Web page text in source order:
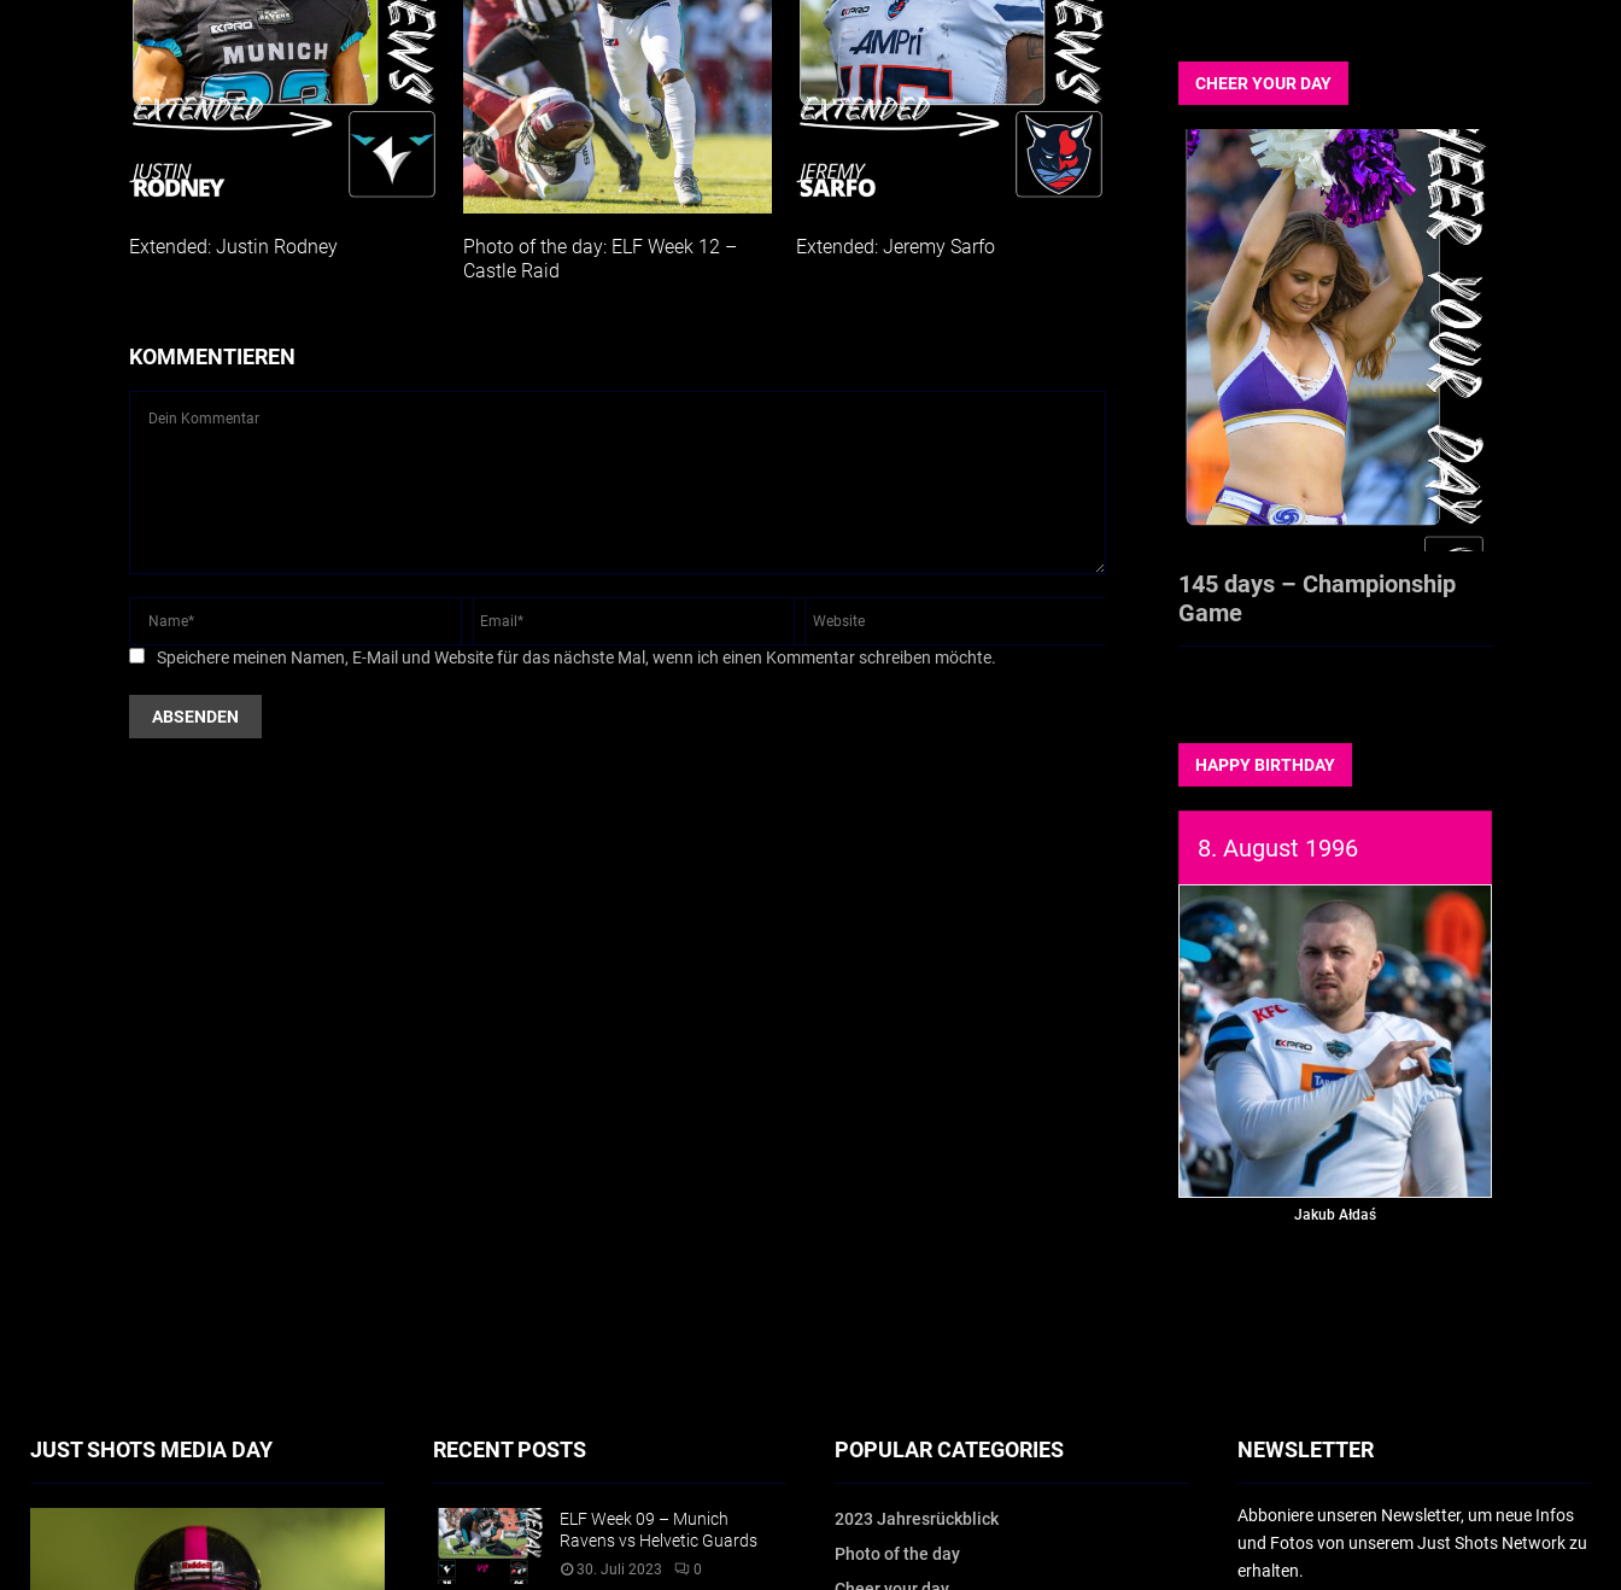
Extended: Justin Rodney
Photo of the day: ELF Week 12 –
Castle Raid
Extended: Jeremy Sarfo
KOMMENTIEREN
Speichere meinen Namen, E-Mail und Website für das nächste Mal, wenn ich einen Kommentar schreiben möchte.
CHEER YOUR DAY
145 days – Championship
Game
HAPPY BIRTHDAY
8. August 1996
Jakub Ałdaś
JUST SHOTS MEDIA DAY RECENT POSTS
ELF Week 09 – Munich
Ravens vs Helvetic Guards
30. Juli 2023 0
POPULAR CATEGORIES
2023 Jahresrückblick
Photo of the day
NEWSLETTER
Abboniere unseren Newsletter, um neue Infos
und Fotos von unserem Just Shots Network zu
erhalten.